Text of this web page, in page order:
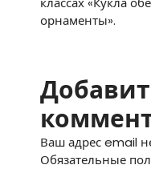
орнаменты».
Ваш адрес email
Обязательные